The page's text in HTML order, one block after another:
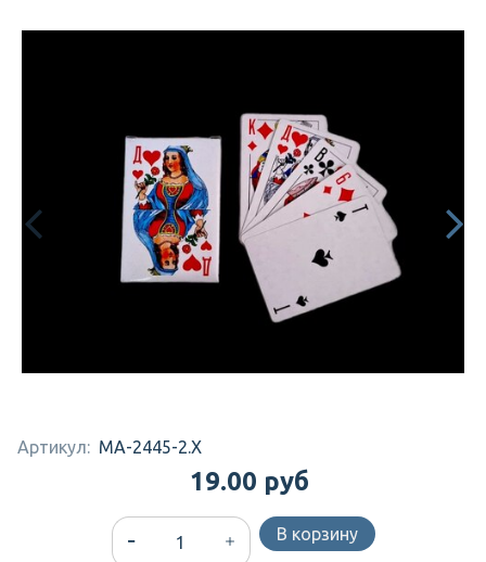
Артикул: MA-2445-2.X
19.00 руб
В корзину